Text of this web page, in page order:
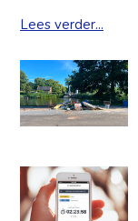
Lees verder...